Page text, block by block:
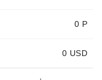
0 P
0 USD